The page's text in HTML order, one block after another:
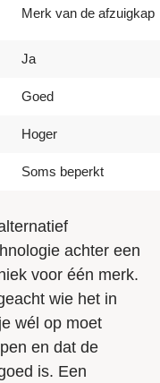
Merk van de afzuigkap
Ja
Goed
Hoger
Soms beperkt
achter een
voor één merk.
wie het in
wél op moet
en dat de
is. Een